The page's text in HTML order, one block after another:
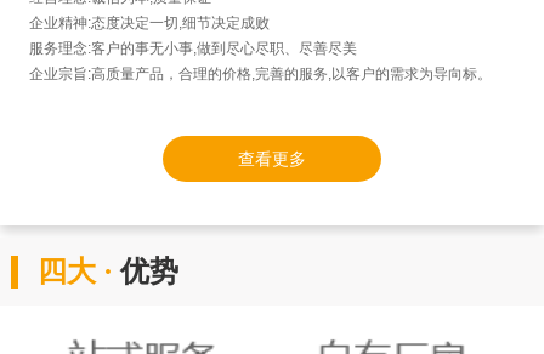
企业精神:态度决定一切,细节决定成败
服务理念:客户的事无小事,做到尽心尽职、尽善尽美
企业宗旨:高质量产品，合理的价格,完善的服务,以客户的需求为导向标。
查看更多
四大 ·优势